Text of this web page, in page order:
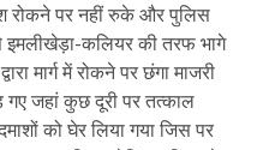
रोकने पर नहीं रुके और पुलिस
कलियर की तरफ भागे
मार्ग में रोकने पर छंगा माजरी
गए जहां कुछ दूरी पर तत्काल
को घेर लिया गया जिस पर